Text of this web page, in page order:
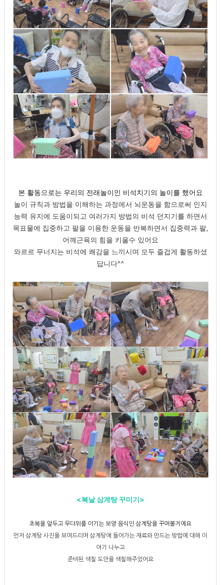
본 활동으로는 우리의 전래놀이인 비석치기의 놀이를 했어요
놀이 규칙과 방법을 이해하는 과정에서 뇌운동을 함으로써 인지
능력 유지에 도움이되고 여러가지 방법의 비석 던지기를 하면서
목표물에 집중하고 팔을 이용한 운동을 반복하면서 집중력과 팔,
어깨근육의 힘을 키울수 있어요
와르르 무너지는 비석에 쾌감을 느끼시며 모두 즐겁게 활동하셨
답니다^^
<복날 삼계탕 꾸미기>
초복을 앞두고 무더위를 이기는 보양 음식인 삼계탕을 꾸며볼거에요
먼저 삼계탕 사진을 보여드리며 삼계탕에 들어가는 재료와 만드는 방법에 대해 이
야기 나누고
준비된 색칠 도안을 색칠해주었어요